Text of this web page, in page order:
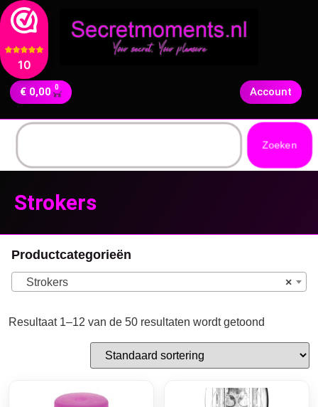
10
€ 0,00 0 Account
Zoeken
Strokers
Productcategorieën
×
Strokers
Resultaat 1–12 van de 50 resultaten wordt getoond